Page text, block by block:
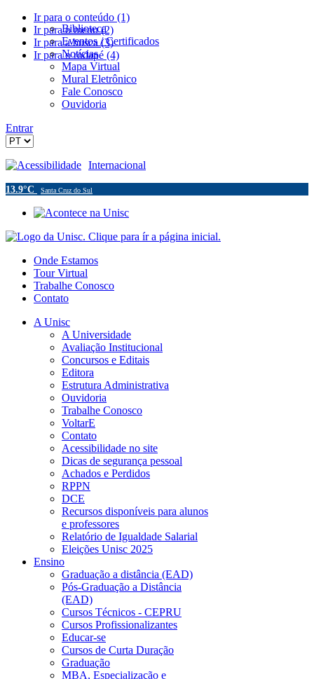
Ir para o conteúdo (1)
Ir para o menu (2)
Ir para a busca (3)
Ir para o rodapé (4)
Biblioteca
Eventos / Certificados
Notícias
Mapa Virtual
Mural Eletrônico
Fale Conosco
Ouvidoria
Entrar
Acessibilidade Internacional
13.9°C Santa Cruz do Sul
Onde Estamos
Tour Virtual
Trabalhe Conosco
Contato
A Unisc
A Universidade
Avaliação Institucional
Concursos e Editais
Editora
Estrutura Administrativa
Ouvidoria
Trabalhe Conosco
VoltarE
Contato
Acessibilidade no site
Dicas de segurança pessoal
Achados e Perdidos
RPPN
DCE
Recursos disponíveis para alunos
e professores
Relatório de Igualdade Salarial
Eleições Unisc 2025
Ensino
Graduação a distância (EAD)
Pós-Graduação a Distância
(EAD)
Cursos Técnicos - CEPRU
Cursos Profissionalizantes
Educar-se
Cursos de Curta Duração
Graduação
MBA, Especialização e